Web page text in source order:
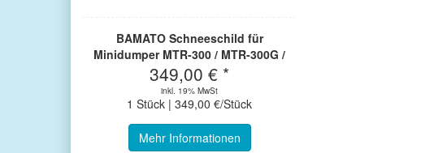
BAMATO Schneeschild für
Minidumper MTR-300 / MTR-300G /
MTR-300H / MTR-500
349,00 € *
inkl. 19% MwSt
1 Stück | 349,00 €/Stück
Mehr Informationen